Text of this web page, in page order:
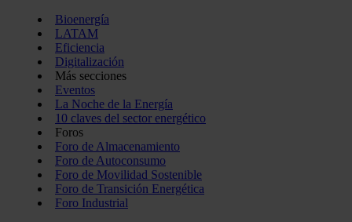
Bioenergía
LATAM
Eficiencia
Digitalización
Más secciones
Eventos
La Noche de la Energía
10 claves del sector energético
Foros
Foro de Almacenamiento
Foro de Autoconsumo
Foro de Movilidad Sostenible
Foro de Transición Energética
Foro Industrial